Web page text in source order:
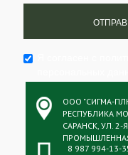
ООО "СИГМА-
РЕСПУБЛИКА
САРАНСК, УЛ. 2-Я
8 987 994-13-